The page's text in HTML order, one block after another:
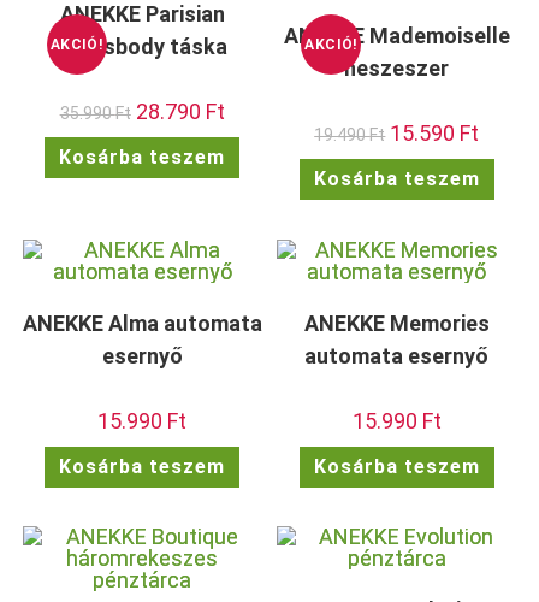
AKCIÓ!
ANEKKE Parisian
crossbody táska
35.990Ft Original
price
was:
35.990 Ft.
28.790 FtCurrent
price
is:
28.790 Ft.
Kosárba teszem
AKCIÓ!
ANEKKE Mademoiselle
neszeszer
19.490Ft Original
price
was:
19.490 Ft.
15.590 Ft
is:
15.590
Kosárba teszem
ANEKKE Alma automata
esernyő
15.990 Ft
Kosárba teszem
ANEKKE Memories
automata esernyő
15.990 Ft
Kosárba teszem